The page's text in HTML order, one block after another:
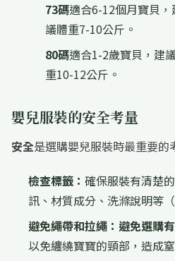
73碼適合6-12個月寶貝
議體重7-10公斤。
80碼適合1-2歲寶貝，建
重10-12公斤。
嬰兒服裝的安全考量
安全是選購嬰兒服裝時最重要的
檢查標籤： 確保服裝有清楚
訊、材質成分、洗滌說明等（
避免繩帶和拉繩： 避免選購
以免纏繞寶寶的頸部，造成